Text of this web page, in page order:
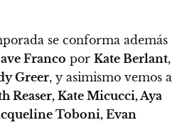
se conforma además
Franco por Kate Berlant,
Greer, y asimismo vemos a
Reaser, Kate Micucci, Aya
Toboni, Evan